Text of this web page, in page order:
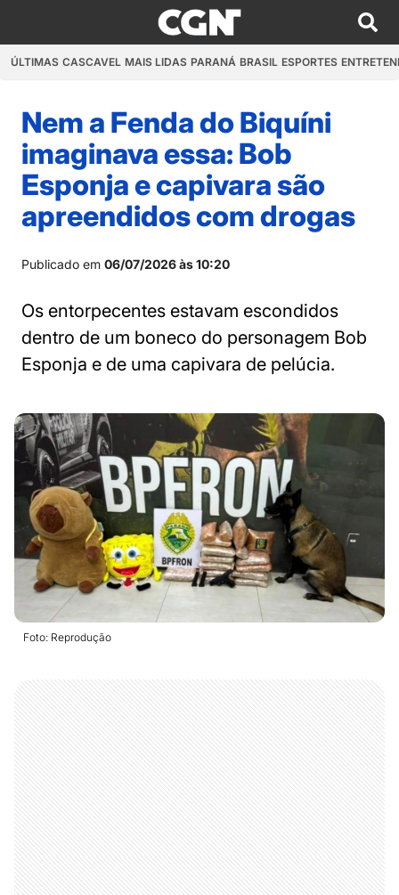
ÚLTIMAS CASCAVEL MAIS LIDAS PARANÁ BRASIL ESPORTES
Nem a Fenda do Biquíni
imaginava essa: Bob
Esponja e capivara são
apreendidos com drogas
Publicado em 06/07/2026 às 10:20
Os entorpecentes estavam escondidos
dentro de um boneco do personagem Bob
Esponja e de uma capivara de pelúcia.
Foto: Reprodução